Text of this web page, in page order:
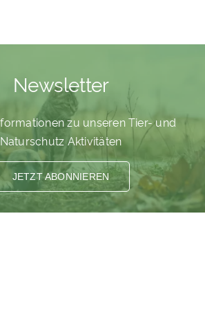
Newsletter
zu unseren Tier- und
Naturschutz Aktivitäten
JETZT ABONNIEREN